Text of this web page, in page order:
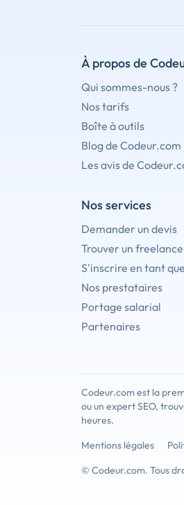
À propos de
Qui sommes-nous ?
Nos tarifs
Boîte à outils
Blog de Codeur.com
Les avis de
Nos services
Demander un devis
Trouver un freelance
S'inscrire en tant
Nos prestataires
Portage salarial
Partenaires
Codeur.com est la
ou un expert SEO,
heures.
Mentions légales
© Codeur.com. Tous